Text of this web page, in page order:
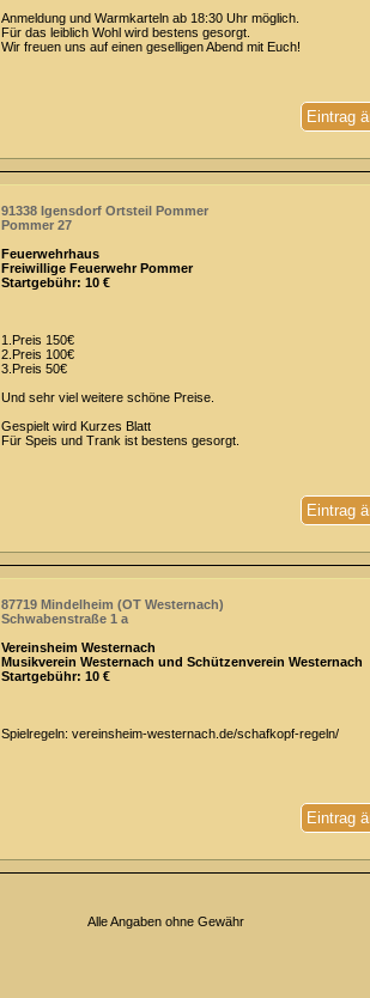
Anmeldung und Warmkarteln ab 18:30 Uhr möglich.
Für das leiblich Wohl wird bestens gesorgt.
Wir freuen uns auf einen geselligen Abend mit Euch!
Eintrag
91338 Igensdorf Ortsteil Pommer
Pommer 27
Feuerwehrhaus
Freiwillige Feuerwehr Pommer
Startgebühr: 10 €
1.Preis 150€
2.Preis 100€
3.Preis 50€
Und sehr viel weitere schöne Preise.
Gespielt wird Kurzes Blatt
Für Speis und Trank ist bestens gesorgt.
Eintrag
87719 Mindelheim (OT Westernach)
Schwabenstraße 1 a
Vereinsheim Westernach
Musikverein Westernach und Schützenverein Westernach
Startgebühr: 10 €
Spielregeln: vereinsheim-westernach.de/schafkopf-regeln/
Eintrag
Alle Angaben ohne Gewähr